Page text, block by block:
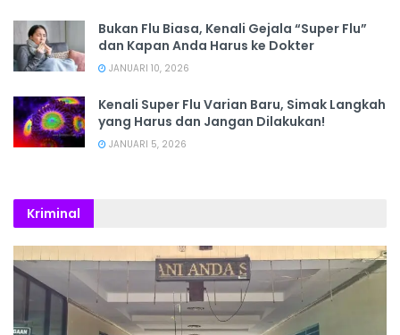
Bukan Flu Biasa, Kenali Gejala “Super Flu”
dan Kapan Anda Harus ke Dokter
JANUARI 10, 2026
Kenali Super Flu Varian Baru, Simak Langkah
yang Harus dan Jangan Dilakukan!
JANUARI 5, 2026
Kriminal